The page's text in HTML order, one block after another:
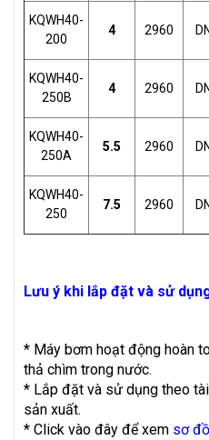
KQWH40-
200
4 2960
KQWH40-
250B
4 2960
KQWH40-
250A
5.5 2960
KQWH40-
250
7.5 2960
Lưu ý khi lắp đặt và sử
* Máy bơm hoạt động hoàn
thả chìm trong nước.
* Lắp đặt và sử dụng theo
sản xuất.
* Click vào đây để xem sơ